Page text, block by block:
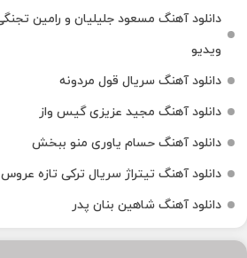
ویدیو
دانلود آهنگ سریال قول مردونه
دانلود آهنگ مجید عزیزی گیس واز
دانلود آهنگ حسام یاوری منو ببخش
دانلود آهنگ تیتراژ سریال ترکی تازه عروس
دانلود آهنگ شاهین بنان پدر